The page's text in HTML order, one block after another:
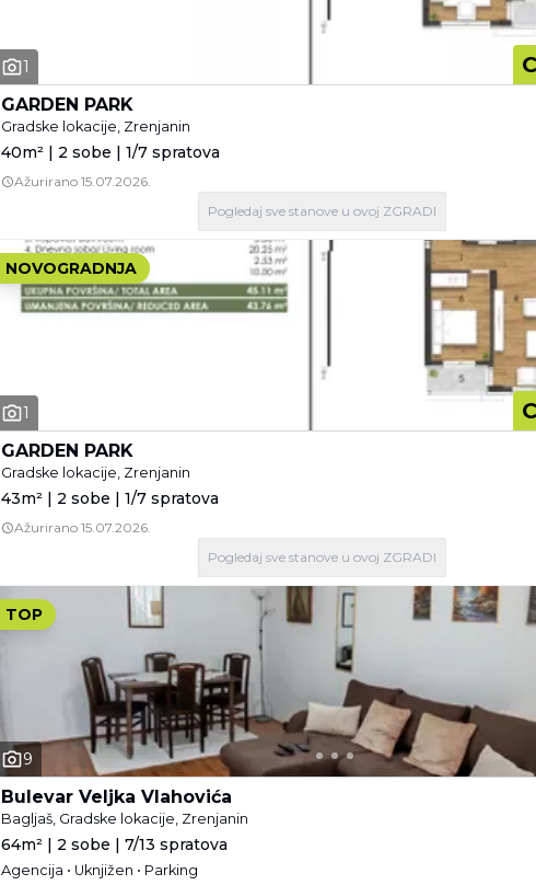
1
GARDEN PARK
Gradske lokacije, Zrenjanin
40m² | 2 sobe | 1/7 spratova
Ažurirano 15.07.2026.
Pogledaj sve stanoveu ovoj ZGRADI
NOVOGRADNJA
1
GARDEN PARK
Gradske lokacije, Zrenjanin
43m² | 2 sobe | 1/7 spratova
Ažurirano 15.07.2026.
Pogledaj sve stanoveu ovoj ZGRADI
TOP
9
Bulevar Veljka Vlahovića
Bagljaš, Gradske lokacije, Zrenjanin
64m² | 2 sobe | 7/13 spratova
Agencija • Uknjižen • Parking